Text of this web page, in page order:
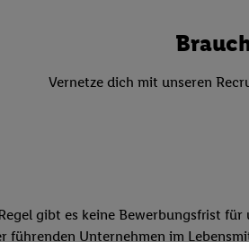
Vernetze dich mit unseren
gibt es keine Bewerbungsfrist
führenden Unternehmen im
oder Zugriff auf
reduzierter Daten